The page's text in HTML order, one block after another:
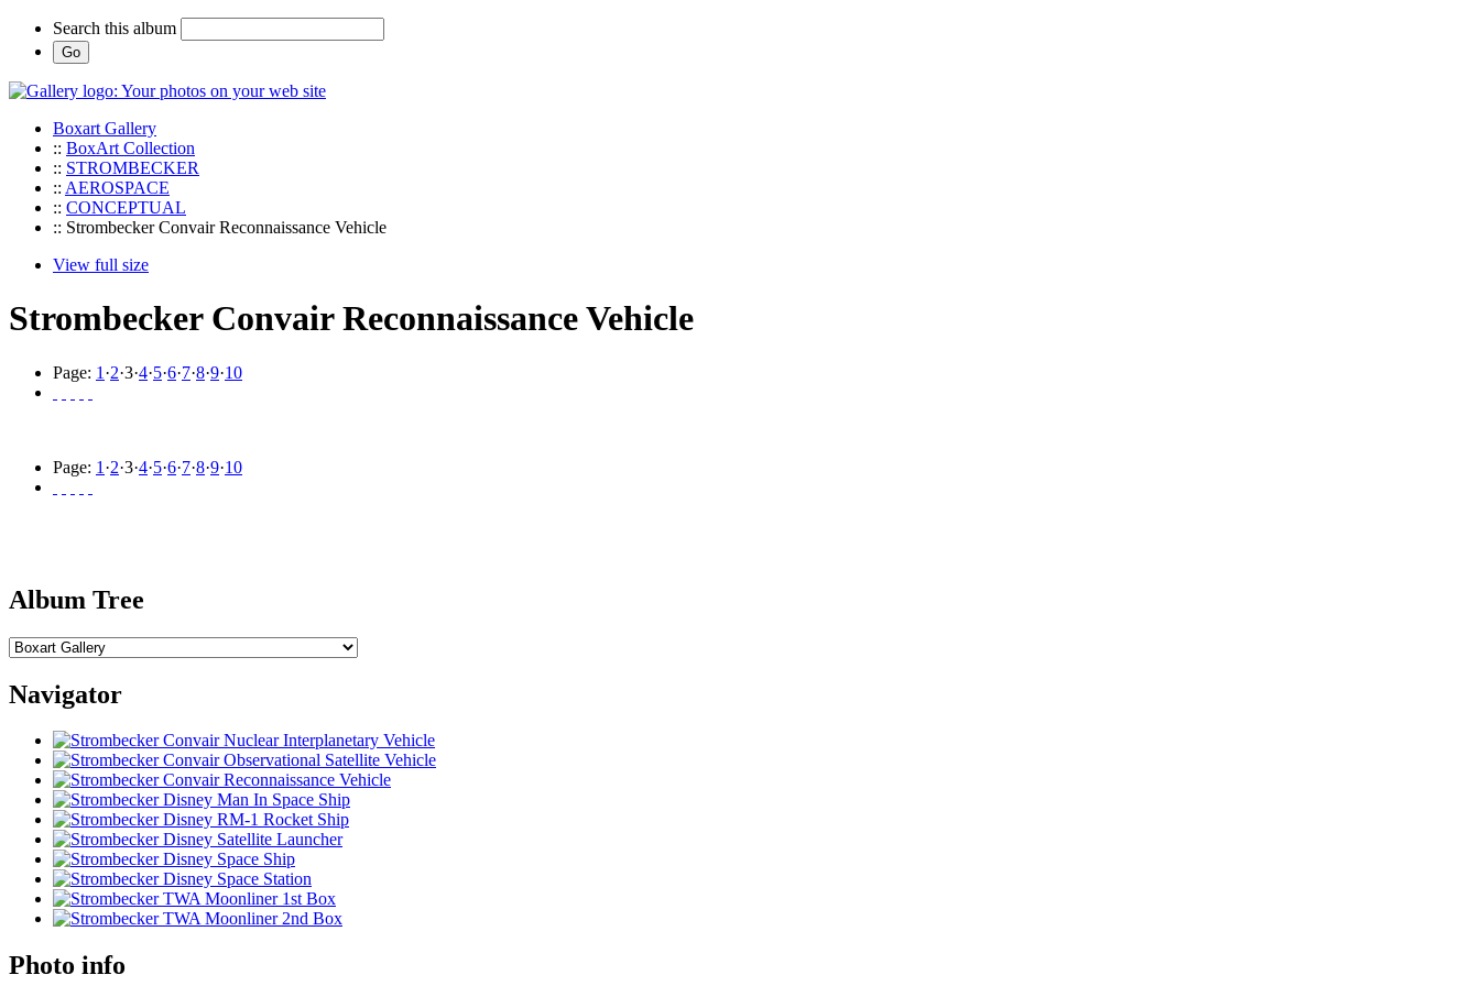
Search this album
Boxart Gallery
:: BoxArt Collection
:: STROMBECKER
:: AEROSPACE
:: CONCEPTUAL
:: Strombecker Convair Reconnaissance Vehicle
View full size
Strombecker Convair Reconnaissance Vehicle
Page: 1 ·2·3·4·5·6·7·8·9·10
Page: 1 ·2·3·4·5·6·7·8·9·10
Album Tree
Navigator
Photo info